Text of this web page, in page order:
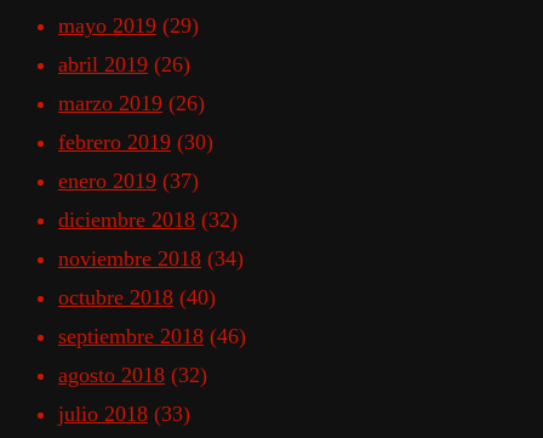
mayo 2019 (29)
abril 2019 (26)
marzo 2019 (26)
febrero 2019 (30)
enero 2019 (37)
diciembre 2018 (32)
noviembre 2018 (34)
octubre 2018 (40)
septiembre 2018 (46)
agosto 2018 (32)
julio 2018 (33)